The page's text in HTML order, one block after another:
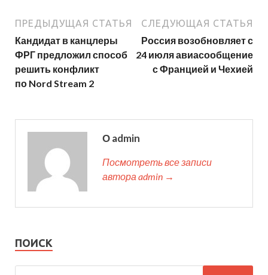
ПРЕДЫДУЩАЯ СТАТЬЯ
Кандидат в канцлеры
ФРГ предложил способ
решить конфликт
по Nord Stream 2
СЛЕДУЮЩАЯ СТАТЬЯ
Россия возобновляет с
24 июля авиасообщение
с Францией и Чехией
О admin
Посмотреть все записи
автора admin →
ПОИСК